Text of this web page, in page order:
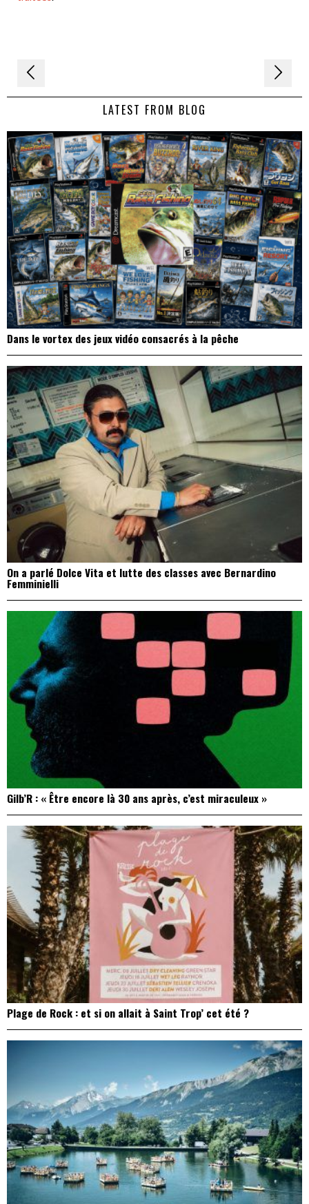
Navigation
de LATEST FROM BLOG
Dans le vortex des jeux vidéo consacrés à la pêche
On a parlé Dolce Vita et lutte des classes avec Bernardino
Femminielli
Gilb’R : « Être encore là 30 ans après, c’est miraculeux »
Plage de Rock : et si on allait à Saint Trop’ cet été ?